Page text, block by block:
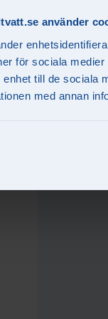
använder
för sociala
enhet till de sociala
med annan